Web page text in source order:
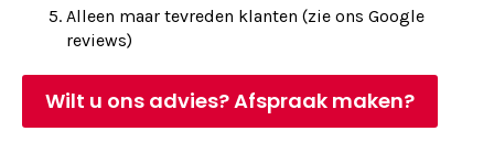
Alleen maar tevreden klanten (zie ons Google
reviews)
Wilt u ons advies? Afspraak maken?